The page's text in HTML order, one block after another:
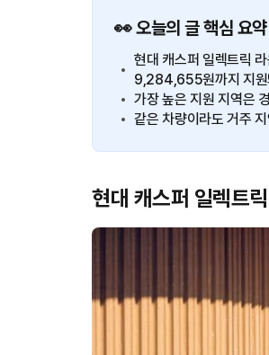
👀 오늘의 글 핵심 요약
현대 캐스퍼 일렉트릭
9,284,655원까지 지원
가장 높은 지원 지역은
같은 차량이라도 거주
현대 캐스퍼 일렉트